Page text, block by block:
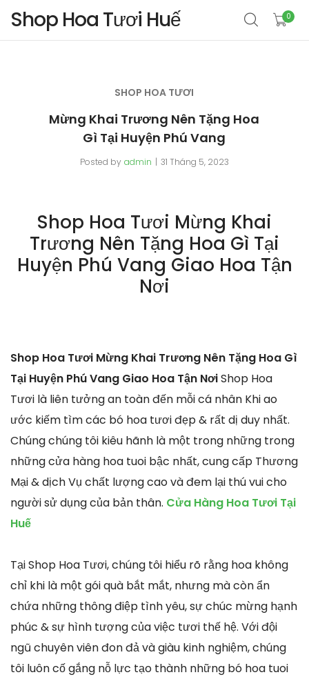
Shop Hoa Tươi Huế 0
SHOP HOA TƯƠI
Mừng Khai Trương Nên Tặng Hoa
Gì Tại Huyện Phú Vang
Posted by admin 31 Tháng 5, 2023
Shop Hoa Tươi Mừng Khai
Trương Nên Tặng Hoa Gì Tại
Huyện Phú Vang Giao Hoa Tận
Nơi
Shop Hoa Tươi Mừng Khai Trương Nên Tặng Hoa Gì
Tại Huyện Phú Vang Giao Hoa Tận NơiShop Hoa
Tươi là liên tưởng an toàn đến mỗi cá nhân Khi ao
ước kiếm tìm các bó hoa tươi đẹp & rất dị duy nhất.
Chúng chúng tôi kiêu hãnh là một trong những trong
những cửa hàng hoa tuoi bậc nhất, cung cấp Thương
Mại & dịch Vụ chất lượng cao và đem lại thú vui cho
người sử dụng của bản thân. Cửa Hàng Hoa Tươi Tại
Huế
Tại Shop Hoa Tươi, chúng tôi hiểu rõ rằng hoa không
chỉ khi là một gói quà bắt mắt, nhưng mà còn ẩn
chứa những thông điệp tình yêu, sự chúc mừng hạnh
phúc & sự hình tượng của việc tươi thế hệ. Với đội
ngũ chuyên viên đon đả và giàu kinh nghiệm, chúng
tôi luôn cố gắng nỗ lực tạo thành những bó hoa tuoi